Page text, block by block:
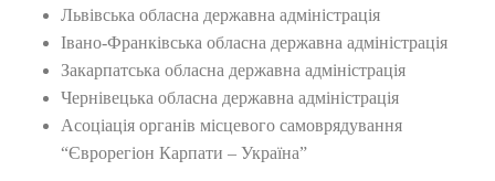
Львівська обласна державна адміністрація
Івано-Франківська обласна державна адміністрація
Закарпатська обласна державна адміністрація
Чернівецька обласна державна адміністрація
Асоціація органів місцевого самоврядування
“Єврорегіон Карпати – Україна”